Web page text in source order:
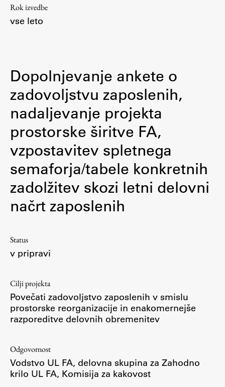
Spletna učilnica
ŠIS (SI)
Aktualno
Obvestila
Novice
Koledar dogodkov
Program dela
Raziskovanje
Raziskovalni projekti
Dosežki
Svetlobni LAB
Seminarji
Seminarske teme
Rok izvedbe
vse leto
Dopolnjevanje ankete o
zadovoljstvu zaposlenih,
nadaljevanje projekta
prostorske širitve FA,
vzpostavitev spletnega
semaforja/tabele konkretnih
zadolžitev skozi letni delovni
načrt zaposlenih
Status
v pripravi
Cilji projekta
Povečati zadovoljstvo zaposlenih v smislu
prostorske reorganizacije in enakomernejše
razporeditve delovnih obremenitev
Odgovornost
Vodstvo UL FA, delovna skupina za Zahodno
krilo UL FA, Komisija za kakovost